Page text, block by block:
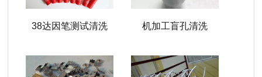
38达因笔测试清洗 机加工盲孔清洗